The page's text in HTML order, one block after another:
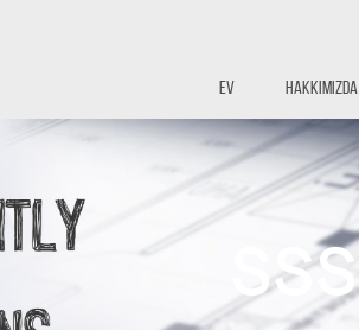
Ev Hakkımızda
SSS